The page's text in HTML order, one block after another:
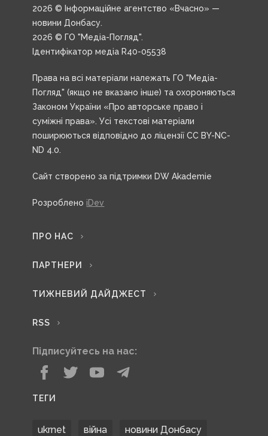
2026 © Інформаційне агентство «Вчасно» —
новини Донбасу.
2026 © ГО "Медіа-Погляд".
Ідентифікатор медіа R40-05538
Права на всі матеріали належать ГО "Медіа-
Погляд" (якщо не вказано інше) та охороняються
Законом України «Про авторське право і
суміжні права». Усі текстові матеріали
поширюються відповідно до ліцензії CC BY-NC-
ND 4.0.
Сайт створено за підтримки DW Akademie
Розроблено iDev
ПРО НАС
ПАРТНЕРИ
ТИЖНЕВИЙ ДАЙДЖЕСТ
RSS
Підписуйтесь на нас:
ТЕГИ
ukrnet війна новини Донбасу